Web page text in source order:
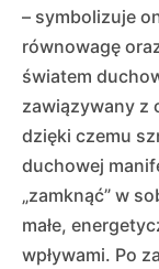
– symbolizuje
równowagę
światem
zawiązywany z
dzięki czemu
duchowej
„zamknąć” w
małe,
wpływami. Po